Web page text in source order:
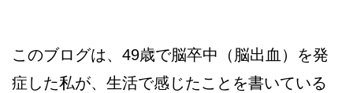
このブログは、49歳で脳卒中（脳出血）を発
症した私が、生活で感じたことを書いている